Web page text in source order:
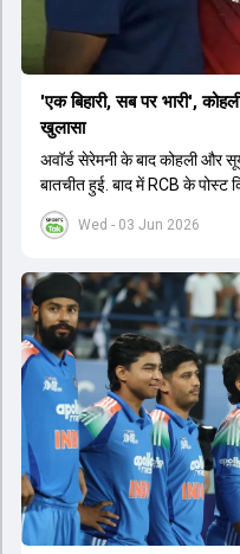
Wed - 03 Jun 2026
'एक बिहारी, सब पर भारी',
खुलासा
अवॉर्ड सेरेमनी के बाद कोहली और
बातचीत हुई. बाद में RCB के पोस्ट
का खुलासा हुआ.